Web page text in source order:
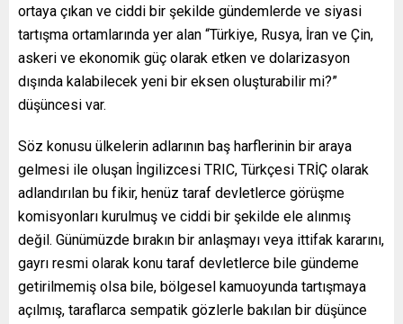
ortaya çıkan ve ciddi bir şekilde gündemlerde ve siyasi
tartışma ortamlarında yer alan “Türkiye, Rusya, İran ve Çin,
askeri ve ekonomik güç olarak etken ve dolarizasyon
dışında kalabilecek yeni bir eksen oluşturabilir mi?”
düşüncesi var.
Söz konusu ülkelerin adlarının baş harflerinin bir araya
gelmesi ile oluşan İngilizcesi TRIC, Türkçesi TRİÇ olarak
adlandırılan bu fikir, henüz taraf devletlerce görüşme
komisyonları kurulmuş ve ciddi bir şekilde ele alınmış
değil. Günümüzde bırakın bir anlaşmayı veya ittifak kararını,
gayrı resmi olarak konu taraf devletlerce bile gündeme
getirilmemiş olsa bile, bölgesel kamuoyunda tartışmaya
açılmış, taraflarca sempatik gözlerle bakılan bir düşünce